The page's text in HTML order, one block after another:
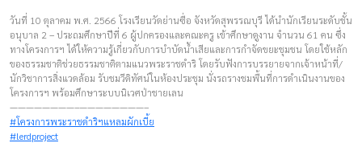
วันที่ 10 ตุลาคม พ.ศ. 2566 โรงเรียนวัดย่านซื่อ จังหวัดสุพรรณบุรี ได้นำนักเรียนระดับชั้น
อนุบาล 2 – ประถมศึกษาปีที่ 6 ผู้ปกครองและคณะครู เข้าศึกษาดูงาน จำนวน 61 คน ซึ่ง
ทางโครงการฯ ได้ให้ความรู้เกี่ยวกับการบำบัดน้ำเสียและการกำจัดขยะชุมชน โดยใช้หลัก
ของธรรมชาติช่วยธรรมชาติตามแนวพระราชดำริ โดยรับฟังการบรรยายจากเจ้าหน้าที่/
นักวิชาการสิ่งแวดล้อม รับชมวีดิทัศน์ในห้องประชุม นั่งรถรางชมพื้นที่การดำเนินงานของ
โครงการฯ พร้อมศึกษาระบบนิเวศป่าชายเลน
————————–————————–
#โครงการพระราชดำริฯแหลมผักเบี้ย
#lerdproject